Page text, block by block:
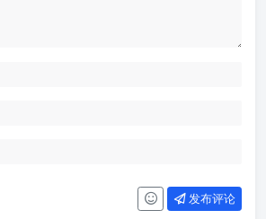
发布评论